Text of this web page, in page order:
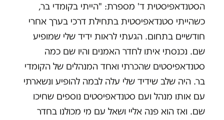
הסטנדאפיסטית ד' מספרת: "הייתי בקומדי בר,
כשהייתי סטנדאפיסטית בתחילת דרכי בערך אחרי
חודשיים בתחום. הגעתי לראות ידיד שלי שמופיע
שם. נכנסתי איתו לחדר האמנים והיו שם כמה
סטנדאפיסטים שהכרתי ואחד המנהלים של הקומדי
בר. היה שלב שידיד שלי עלה לבמה להופיע ונשארתי
עם אותו מנהל ועם סטנדאפיסטים נוספים שחיכו
שם. ואז הוא פנה אליי ושאל עם מי מכולנו בחדר